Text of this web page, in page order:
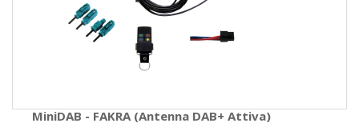
MiniDAB - FAKRA (Antenna DAB+ Attiva)